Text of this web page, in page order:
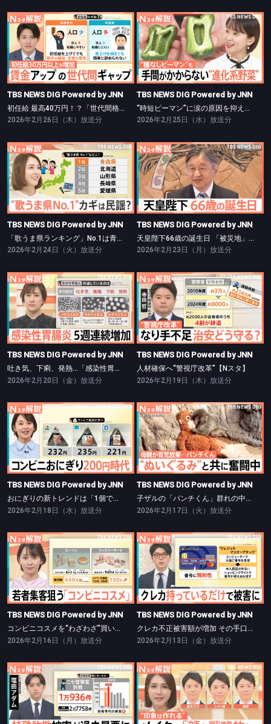
TBS NEWS DIG Powered by JNN
初任給 最高40万円！？「世代間格差」鮮明に【Nスタ】
TBS NEWS DIG Powered by JNN
初任給 最高40万円！？「世代間格差」鮮明に【Nスタ】
2026年2月26日（木）放送分
TBS NEWS DIG Powered by JNN
“時短ピーマン”に涙の原因を抑えたタマネギも…“進化形野菜”【Nスタ】
TBS NEWS DIG Powered by JNN
“時短ピーマン”に涙の原因を抑えたタマネギも…“進化形野菜”【Nスタ】
2026年2月25日（水）放送分
TBS NEWS DIG Powered by JNN
TBS NEWS DIG Powered by JNN
「歌うま県ランキング」No.1は青森県！【Nスタ】
2026年2月24日（火）放送分
TBS NEWS DIG Powered by JNN
TBS NEWS DIG Powered by JNN
天皇陛下66歳の誕生日 「被災地」に寄せる心【Nスタ】
2026年2月23日（月）放送分
TBS NEWS DIG Powered by JNN
吐き気、下痢、発熱…「感染性胃腸炎」が増加傾向【Nスタ】
TBS NEWS DIG Powered by JNN
吐き気、下痢、発熱…「感染性胃腸炎」が増加傾向【Nスタ】
2026年2月20日（金）放送分
TBS NEWS DIG Powered by JNN
人材確保へ“警視庁改革”【Nスタ】
TBS NEWS DIG Powered by JNN
人材確保へ“警視庁改革”【Nスタ】
2026年2月19日（木）放送分
TBS NEWS DIG Powered by JNN
おにぎりの新トレンドは「1個で満腹」完結型【Nスタ】
TBS NEWS DIG Powered by JNN
おにぎりの新トレンドは「1個で満腹」完結型【Nスタ】
2026年2月18日（水）放送分
TBS NEWS DIG Powered by JNN
子ザルの「パンチくん」群れの中で奮闘中【Nスタ】
TBS NEWS DIG Powered by JNN
子ザルの「パンチくん」群れの中で奮闘中【Nスタ】
2026年2月17日（火）放送分
TBS NEWS DIG Powered by JNN
コンビニコスメを“わざわざ”買いに行く理由【Nスタ】
TBS NEWS DIG Powered by JNN
コンビニコスメを“わざわざ”買いに行く理由【Nスタ】
2026年2月16日（月）放送分
TBS NEWS DIG Powered by JNN
クレカ不正被害額が増加 その手口と対策【Nスタ】
TBS NEWS DIG Powered by JNN
クレカ不正被害額が増加 その手口と対策【Nスタ】
2026年2月13日（金）放送分
TBS NEWS DIG Powered by JNN
“ニセ警察官詐欺”若者世代が多く被害【Nスタ】
TBS NEWS DIG Powered by JNN
「顔を戦略的に使いこなす時代」に？“政治家向きメイク”とは【Nスタ】